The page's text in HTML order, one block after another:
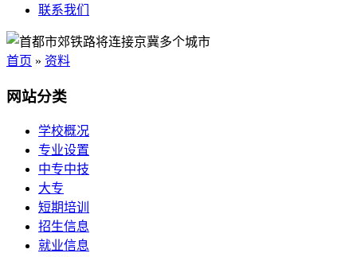
联系我们
首页 » 资料
网站分类
学校概况
专业设置
中专中技
大专
短期培训
招生信息
就业信息